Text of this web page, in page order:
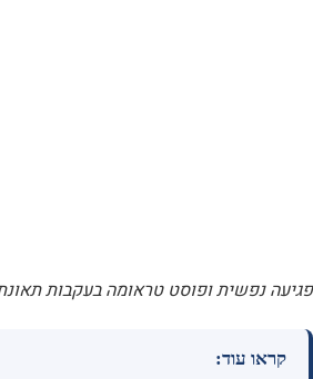
פגיעה נפשית ופוסט טראומה בעקבות
קראו עוד: